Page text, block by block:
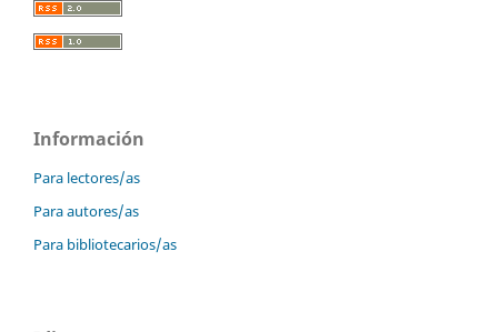
Información
Para lectores/as
Para autores/as
Para bibliotecarios/as